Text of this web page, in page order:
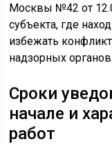
Москвы №42 от
субъекта, где
избежать
надзорных органов.
Сроки
начале и
работ